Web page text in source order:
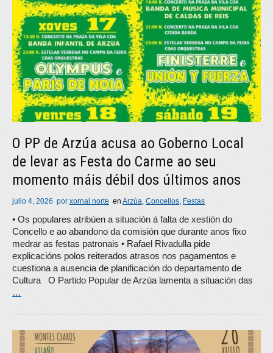
O PP de Arzúa acusa ao Goberno Local
de levar as Festa do Carme ao seu
momento máis débil dos últimos anos
julio 4, 2026 por xornal norte en Arzúa, Concellos, Festas
• Os populares atribúen a situación á falta de xestión do
Concello e ao abandono da comisión que durante anos fixo
medrar as festas patronais • Rafael Rivadulla pide
explicacións polos reiterados atrasos nos pagamentos e
cuestiona a ausencia de planificación do departamento de
Cultura O Partido Popular de Arzúa lamenta a situación das
…